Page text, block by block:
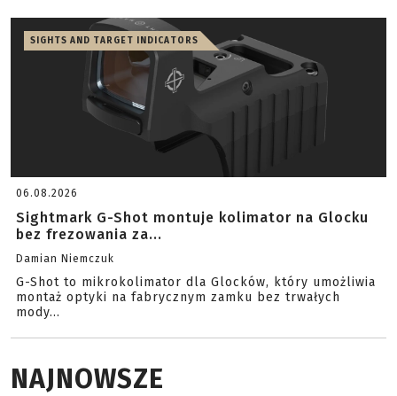
SIGHTS AND TARGET INDICATORS
06.08.2026
Sightmark G-Shot montuje kolimator na Glocku
bez frezowania za...
Damian Niemczuk
G-Shot to mikrokolimator dla Glocków, który umożliwia
montaż optyki na fabrycznym zamku bez trwałych
mody...
NAJNOWSZE